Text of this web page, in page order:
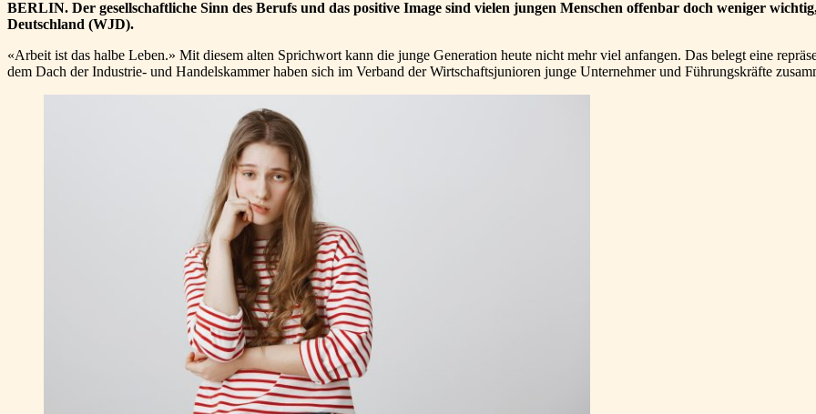
BERLIN. Der gesellschaftliche Sinn des Berufs und das positive Image sind vielen jungen Menschen offenbar doch weniger
Deutschland (WJD).
«Arbeit ist das halbe Leben.» Mit diesem alten Sprichwort kann die junge Generation heute nicht mehr viel anfangen. Das belegt eine
dem Dach der Industrie- und Handelskammer haben sich im Verband der Wirtschaftsjunioren junge Unternehmer und Führungskräfte